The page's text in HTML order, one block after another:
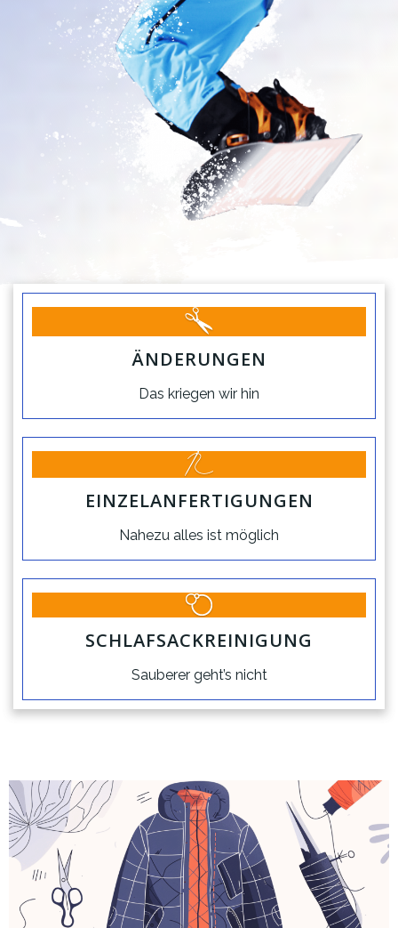
ÄNDERUNGEN
Das kriegen wir hin
EINZELANFERTIGUNGEN
Nahezu alles ist möglich
SCHLAFSACKREINIGUNG
Sauberer geht’s nicht